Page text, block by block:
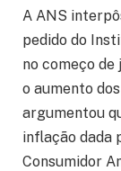
A ANS
pedido do
no começo de
o aumento
argumentou
inflação dada
Consumidor